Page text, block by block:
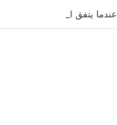
عندما يتفق الجانبان الذكوري